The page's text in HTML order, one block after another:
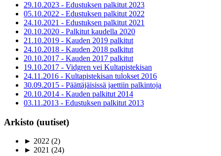
29.10.2023 - Edustuksen palkitut 2023
05.10.2022 - Edustuksen palkitut 2022
24.10.2021 - Edustuksen palkitut 2021
20.10.2020 - Palkitut kaudella 2020
21.10.2019 - Kauden 2019 palkitut
24.10.2018 - Kauden 2018 palkitut
20.10.2017 - Kauden 2017 palkitut
19.10.2017 - Vidgren vei Kultapistekisan
24.11.2016 - Kultapistekisan tulokset 2016
30.09.2015 - Päättäjäisissä jaettiin palkintoja
20.10.2014 - Kauden palkitut 2014
03.11.2013 - Edustuksen palkitut 2013
Arkisto (uutiset)
► 2022 (2)
► 2021 (24)